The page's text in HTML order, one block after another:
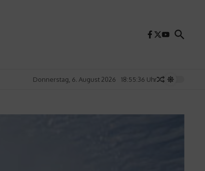
Donnerstag, 6. August 2026 18:55:38 Uhr